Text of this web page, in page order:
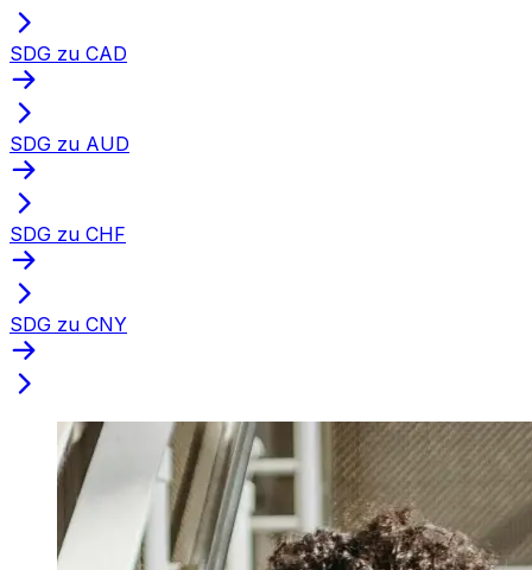
SDG zu CAD
SDG zu AUD
SDG zu CHF
SDG zu CNY